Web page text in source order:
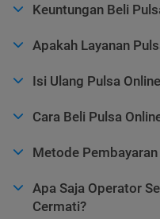
Keuntungan Beli
Apakah Layanan
Isi Ulang Pulsa
Cara Beli Pulsa
Metode
Apa Saja Operator
Cermati?